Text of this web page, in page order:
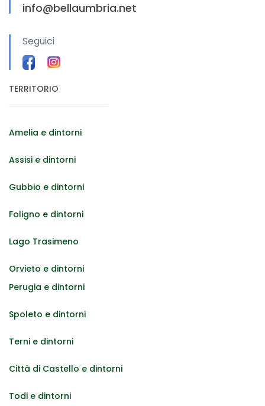
info@bellaumbria.net
Seguici
TERRITORIO
Amelia e dintorni
Assisi e dintorni
Gubbio e dintorni
Foligno e dintorni
Lago Trasimeno
Orvieto e dintorni
Perugia e dintorni
Spoleto e dintorni
Terni e dintorni
Città di Castello e dintorni
Todi e dintorni